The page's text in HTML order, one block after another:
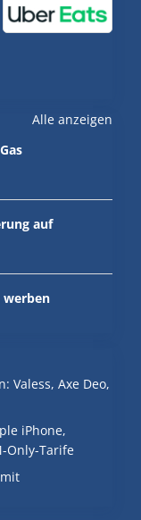
Alle anzeigen
auf
werben
Valess, Axe Deo,
iPhone,
Only-Tarife